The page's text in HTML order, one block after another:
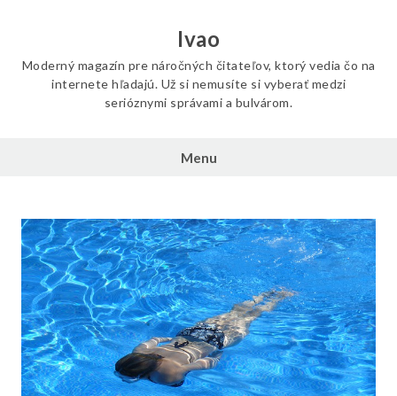
Ivao
Moderný magazín pre náročných čitateľov, ktorý vedia čo na
internete hľadajú. Už si nemusíte si vyberať medzi
serióznymi správami a bulvárom.
Menu